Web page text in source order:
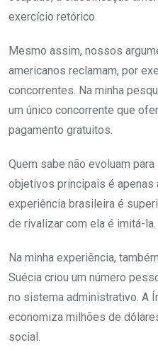
exercício retórico.
Mesmo assim, nossos
americanos reclamam, por
concorrentes. Na minha
um único concorrente que
pagamento gratuitos.
Quem sabe não evoluam
objetivos principais é apenas
experiência brasileira é
de rivalizar com ela é imitá-la.
Na minha experiência,
Suécia criou um número
no sistema administrativo. A
economiza milhões de
social.